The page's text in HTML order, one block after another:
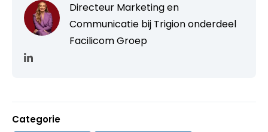
Directeur Marketing en
Communicatie bij Trigion onderdeel
Facilicom Groep
Categorie